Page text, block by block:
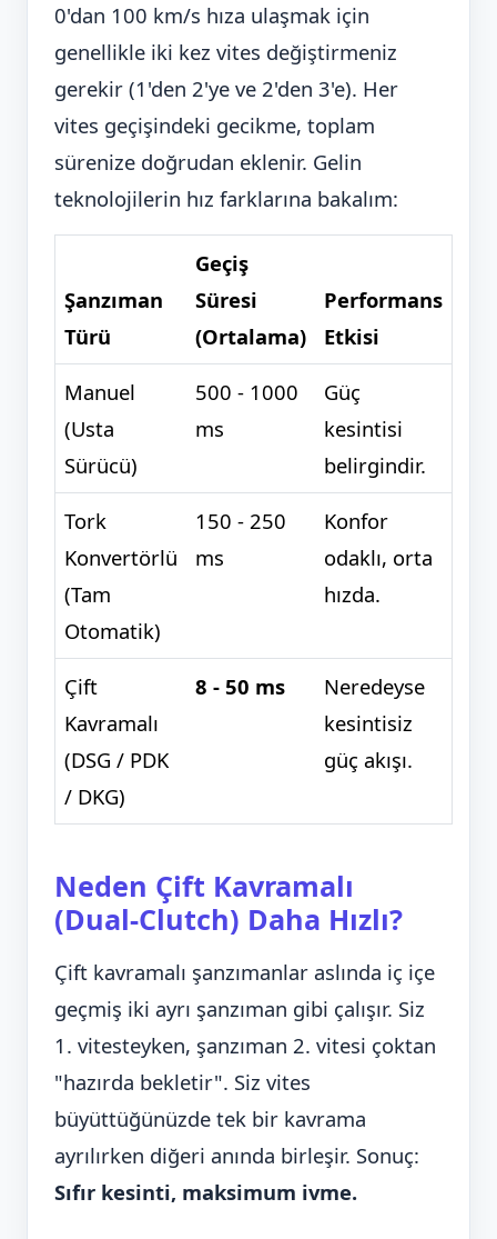
0'dan 100 km/s hıza ulaşmak için
genellikle iki kez vites değiştirmeniz
gerekir (1'den 2'ye ve 2'den 3'e). Her
vites geçişindeki gecikme, toplam
sürenize doğrudan eklenir. Gelin
teknolojilerin hız farklarına bakalım:
Şanzıman
Türü
Geçiş
Süresi
(Ortalama)
Performans
Etkisi
Manuel
(Usta
Sürücü)
500 - 1000
ms
Güç
kesintisi
belirgindir.
Tork
Konvertörlü
(Tam
Otomatik)
150 - 250
ms
Konfor
odaklı, orta
hızda.
Çift
Kavramalı
(DSG / PDK
/ DKG)
8 - 50 ms
Neredeyse
kesintisiz
güç akışı.
Neden Çift Kavramalı
(Dual-Clutch) Daha Hızlı?
Çift kavramalı şanzımanlar aslında iç içe
geçmiş iki ayrı şanzıman gibi çalışır. Siz
1. vitesteyken, şanzıman 2. vitesi çoktan
"hazırda bekletir". Siz vites
büyüttüğünüzde tek bir kavrama
ayrılırken diğeri anında birleşir. Sonuç:
Sıfır kesinti, maksimum ivme.